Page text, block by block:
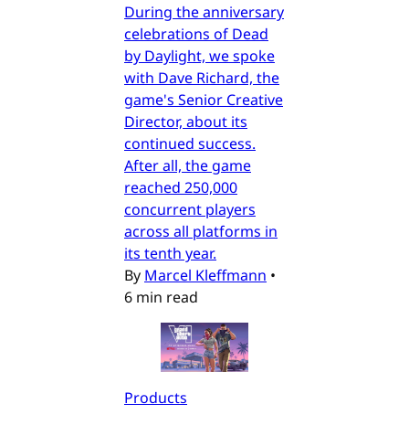
During the anniversary
celebrations of Dead
by Daylight, we spoke
with Dave Richard, the
game's Senior Creative
Director, about its
continued success.
After all, the game
reached 250,000
concurrent players
across all platforms in
its tenth year.
By Marcel Kleffmann •
6 min read
Products